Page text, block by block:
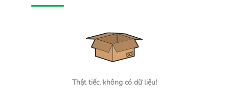
Thật tiếc, không có dữ liệu!